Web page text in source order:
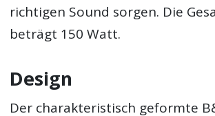
richtigen Sound sorgen. Die
beträgt 150 Watt.
Design
Der charakteristisch geformte